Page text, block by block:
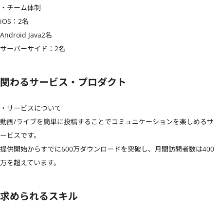
・チーム体制
iOS：2名
Android Java2名
サーバーサイド：2名
関わるサービス・プロダクト
・サービスについて
動画/ライブを簡単に投稿することでコミュニケーションを楽しめるサ
ービスです。
提供開始からすでに600万ダウンロードを突破し、月間訪問者数は400
万を超えています。
求められるスキル